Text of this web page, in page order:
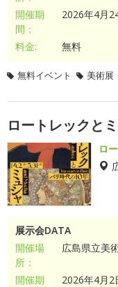
開催期
間：
2026年4月
料金: 無料
無料イベント 美術展
ロートレックと
ロ
展示会DATA
開催場
所：
広島県立美
開催期
2026年4月